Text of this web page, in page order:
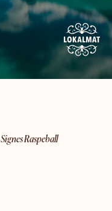
Signes Raspeball